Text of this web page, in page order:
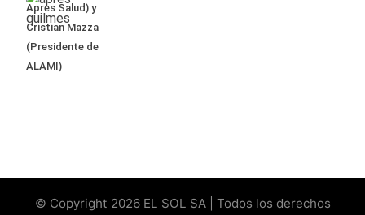
Apres Salud) y
Cristian Mazza
(Presidente de
ALAMI)
© Copyright 2026 EL SOL SA | Todos los derechos